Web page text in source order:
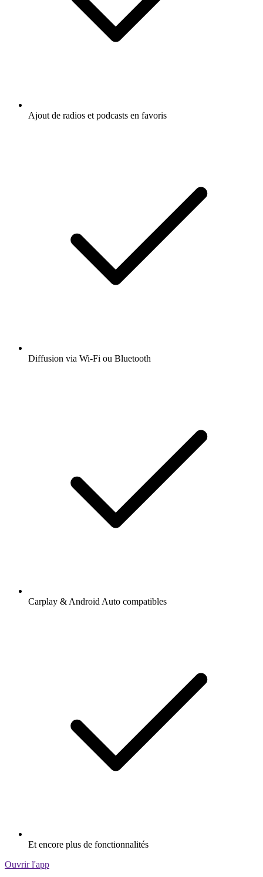
Ajout de radios et podcasts en favoris
Diffusion via Wi-Fi ou Bluetooth
Carplay & Android Auto compatibles
Et encore plus de fonctionnalités
Ouvrir l'app